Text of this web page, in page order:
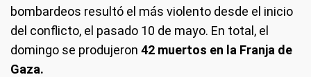
bombardeos resultó el más violento desde el inicio
del conflicto, el pasado 10 de mayo. En total, el
domingo se produjeron 42 muertos en la Franja de
Gaza.